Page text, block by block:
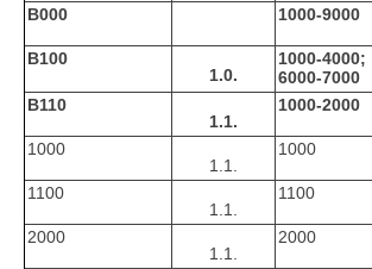
B000
1000-9000
B100
1.0.
1000-4000;
6000-7000
B110
1.1.
1000-2000
1000
1.1.
1000
1100
1.1.
1100
2000
1.1.
2000